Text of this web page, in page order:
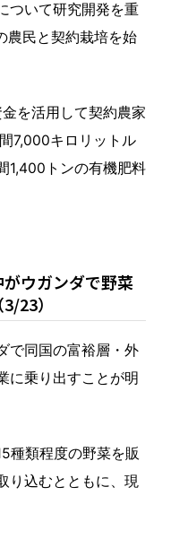
ついて研究開発を重
農民と契約栽培を始
を活用して契約農家
7,000キロリットル
1,400トンの有機肥料
がウガンダで野菜
23）
で同国の富裕層・外
に乗り出すことが明
種類程度の野菜を販
り込むとともに、現